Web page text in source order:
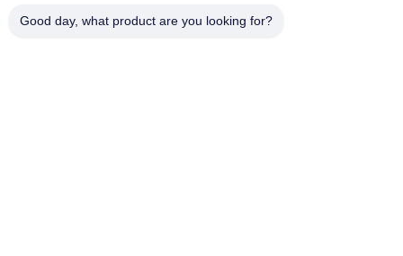
économique et du développement des technologies, Wuxi
Good day, what product are you looking for?